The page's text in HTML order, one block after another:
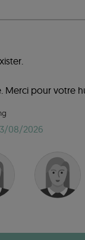
pour votre
08/2026